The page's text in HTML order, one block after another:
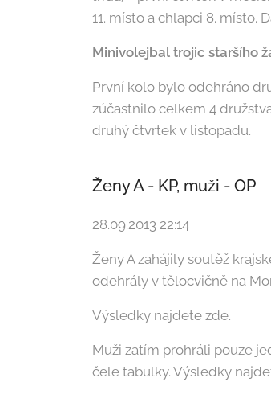
11. místo a chlapci 8. místo.
Minivolejbal trojic staršího
První kolo bylo odehráno
zúčastnilo celkem 4
druhý čtvrtek v listopadu.
Ženy A - KP, muži - OP
28.09.2013 22:14
Ženy A zahájily soutěž
odehrály v tělocvičně na
Výsledky najdete zde.
Muži zatím prohráli pouze
čele tabulky. Výsledky